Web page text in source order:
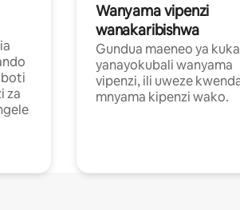
boti
za
Wanyama vipenzi
wanakaribishwa
Gundua maeneo ya
yanayokubali wanyama
vipenzi, ili uweze
mnyama kipenzi wako.